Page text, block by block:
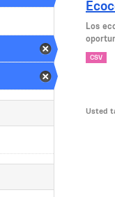
Los
CSV
Usted